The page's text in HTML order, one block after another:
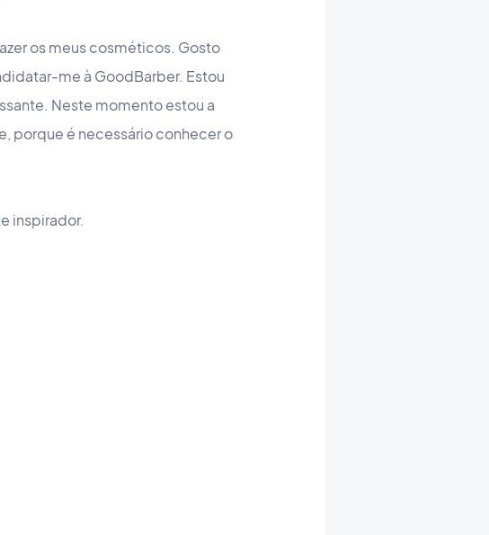
os meus cosméticos. Gosto
me à GoodBarber. Estou
Neste momento estou a
porque é necessário conhecer o
inspirador.